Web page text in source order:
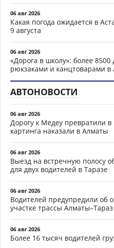
06 авг 2026
Какая погода ожидается в
9 августа
06 авг 2026
«Дорога в школу»: более
рюкзаками и канцтоварами в
АВТОНОВОСТИ
06 авг 2026
Дорогу к Медеу превратили
картинга наказали в Алматы
06 авг 2026
Выезд на встречную полосу
для двух водителей в Таразе
06 авг 2026
Водителей предупредили об
участке трассы Алматы–Тараз
06 авг 2026
Более 16 тысяч водителей